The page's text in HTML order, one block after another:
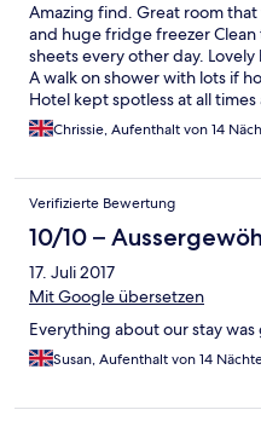
Amazing find. Great room
and huge fridge freezer
sheets every other day.
A walk on shower with lots if
Hotel kept spotless at all
friendly and always tjete if you
from home. By far the best
Chrissie, Aufenthalt von 14
Verifizierte Bewertung
10/10 –
17. Juli 2017
Mit Google übersetzen
Everything about our stay was
Susan, Aufenthalt von 14